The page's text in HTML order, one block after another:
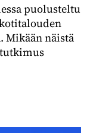
puolusteltu
näistä